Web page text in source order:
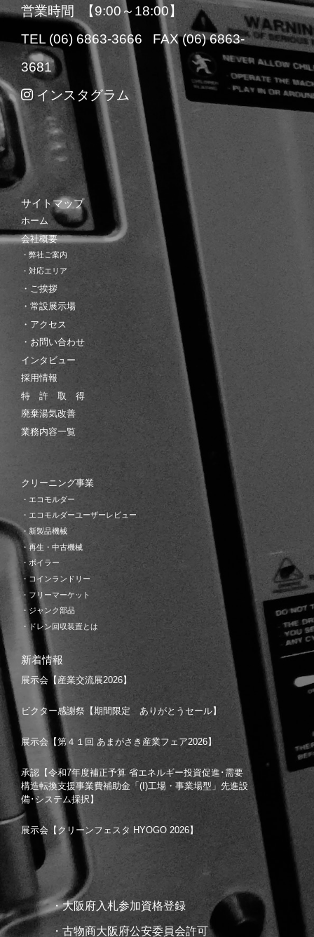
営業時間 【9:00～18:00】
TEL (06) 6863-3666 FAX (06) 6863-
3681
インスタグラム
サイトマップ
ホーム
会社概要
・弊社ご案内
・対応エリア
・ご挨拶
・常設展示場
・アクセス
・お問い合わせ
インタビュー
採用情報
特 許 取 得
廃棄湯気改善
業務内容一覧
クリーニング事業
・エコモルダー
・エコモルダーユーザーレビュー
・新製品機械
・再生・中古機械
・ボイラー
・コインランドリー
・フリーマーケット
・ジャンク部品
・ドレン回収装置とは
新着情報
展示会【産業交流展2026】
ビクター感謝祭【期間限定 ありがとうセール】
展示会【第４１回 あまがさき産業フェア2026】
承認【令和7年度補正予算 省エネルギー投資促進･需要
構造転換支援事業費補助金「(I)工場・事業場型」先進設
備･システム採択】
展示会【クリーンフェスタ HYOGO 2026】
・大阪府入札参加資格登録
・古物商大阪府公安委員会許可